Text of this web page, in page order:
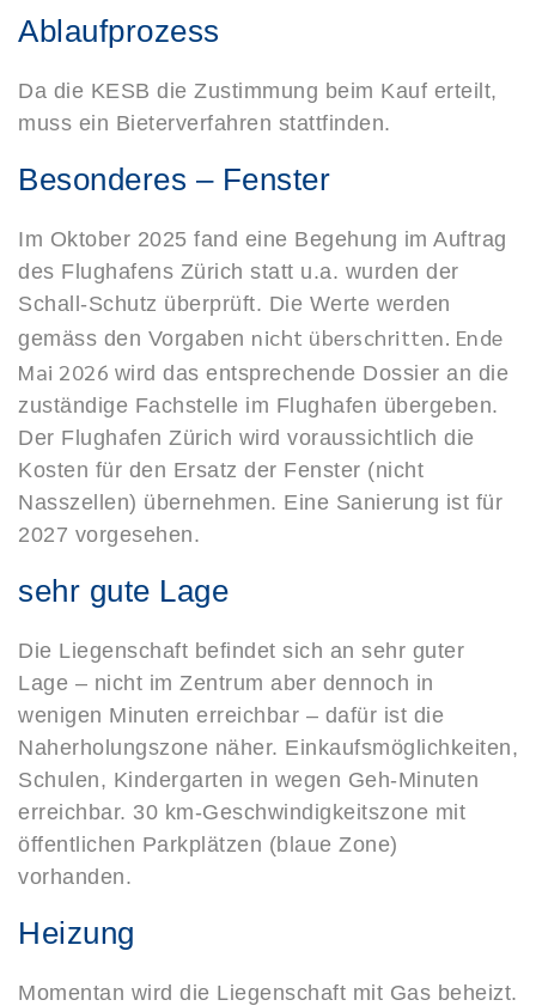
Ablaufprozess
Da die KESB die Zustimmung beim Kauf erteilt,
muss ein Bieterverfahren stattfinden.
Besonderes – Fenster
Im Oktober 2025 fand eine Begehung im Auftrag
des Flughafens Zürich statt u.a. wurden der
Schall-Schutz überprüft. Die Werte werden
gemäss den Vorgaben nicht überschritten. Ende
Mai 2026 wird das entsprechende Dossier an die
zuständige Fachstelle im Flughafen übergeben.
Der Flughafen Zürich wird voraussichtlich die
Kosten für den Ersatz der Fenster (nicht
Nasszellen) übernehmen. Eine Sanierung ist für
2027 vorgesehen.
sehr gute Lage
Die Liegenschaft befindet sich an sehr guter
Lage – nicht im Zentrum aber dennoch in
wenigen Minuten erreichbar – dafür ist die
Naherholungszone näher. Einkaufsmöglichkeiten,
Schulen, Kindergarten in wegen Geh-Minuten
erreichbar. 30 km-Geschwindigkeitszone mit
öffentlichen Parkplätzen (blaue Zone)
vorhanden.
Heizung
Momentan wird die Liegenschaft mit Gas beheizt.